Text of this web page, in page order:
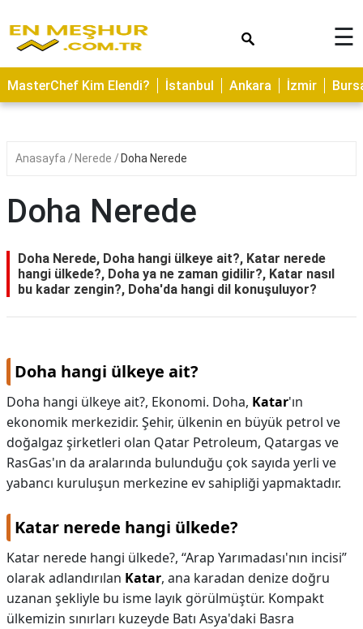
ASTROLOJİ
SAĞLIK
YERLER
NEDİR
İLETİŞİM
☰
MasterChef Kim Elendi? İstanbul Ankara İzmir
Anasayfa Nerede Doha Nerede
Doha Nerede
Doha Nerede, Doha hangi ülkeye ait?, Katar nerede
hangi ülkede?, Doha ya ne zaman gidilir?, Katar nasıl
bu kadar zengin?, Doha'da hangi dil konuşuluyor?
Doha hangi ülkeye ait?
Doha hangi ülkeye ait?, Ekonomi. Doha, Katar'ın
ekonomik merkezidir. Şehir, ülkenin en büyük petrol ve
doğalgaz şirketleri olan Qatar Petroleum, Qatargas ve
RasGas'ın da aralarında bulunduğu çok sayıda yerli ve
yabancı kuruluşun merkezine ev sahipliği yapmaktadır.
Katar nerede hangi ülkede?
Katar nerede hangi ülkede?, “Arap Yarımadası'nın incisi”
olarak adlandırılan Katar, ana karadan denize doğru
uzanan şekliyle bu isme layık görülmüştür. Kompakt
ülkemizin sınırları kuzeyde Batı Asya'daki Basra